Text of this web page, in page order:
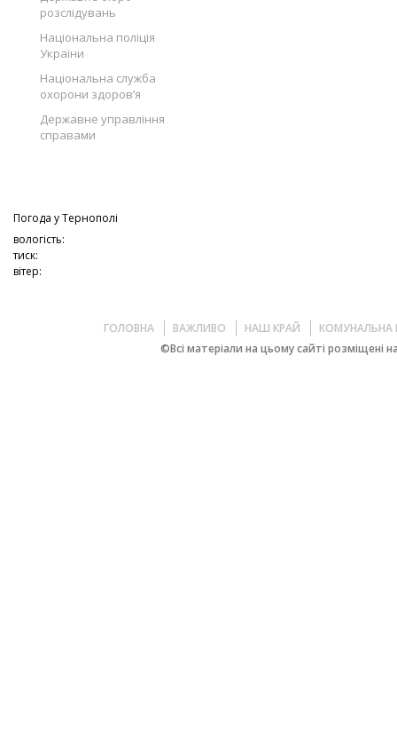
розслідувань
Національна поліція
України
Національна служба
охорони здоров’я
Державне управління
справами
Погода уТернополі
вологість:
тиск:
вітер:
ГОЛОВНА ВАЖЛИВО НАШ КРАЙ
КОМУНАЛЬНА
©Всі матеріали на цьому сайті розміщені